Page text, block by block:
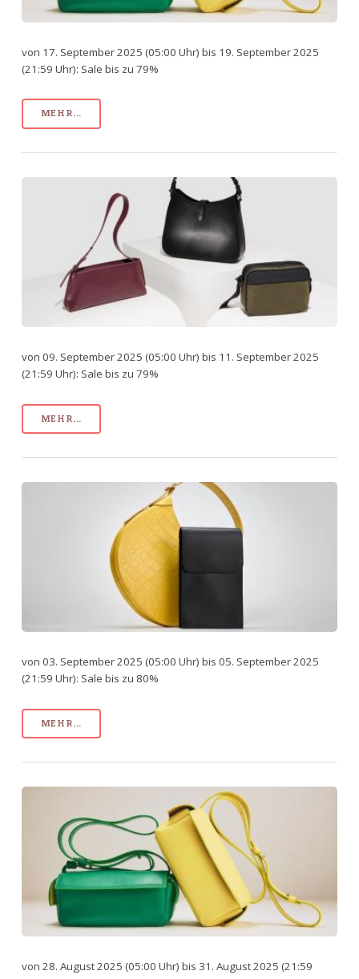
von 17. September 2025 (05:00 Uhr) bis 19. September 2025
(21:59 Uhr): Sale bis zu 79%
MEHR...
von 09. September 2025 (05:00 Uhr) bis 11. September 2025
(21:59 Uhr): Sale bis zu 79%
MEHR...
von 03. September 2025 (05:00 Uhr) bis 05. September 2025
(21:59 Uhr): Sale bis zu 80%
MEHR...
von 28. August 2025 (05:00 Uhr) bis 31. August 2025 (21:59